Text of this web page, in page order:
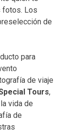
fotos. Los
de
para
de viaje
Tours,
vida de
de